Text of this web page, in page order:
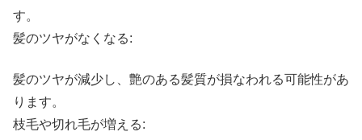
す。
髪のツヤがなくなる:
髪のツヤが減少し、艶のある髪質が損なわれる可能性があ
ります。
枝毛や切れ毛が増える: